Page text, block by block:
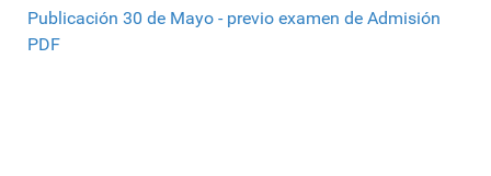
Publicación 30 de Mayo - previo examen de Admisión
PDF